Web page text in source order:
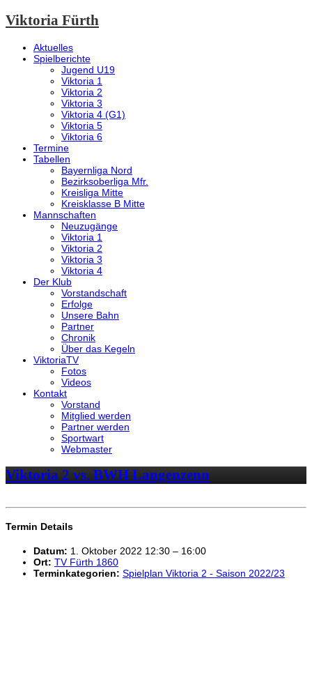
Viktoria Fürth
Aktuelles
Spielberichte
Jugend U19
Viktoria 1
Viktoria 2
Viktoria 3
Viktoria 4 (G1)
Viktoria 5
Viktoria 6
Termine
Tabellen
Bayernliga Nord
Bezirksoberliga Mfr.
Kreisliga Mitte
Kreisklasse B Mitte
Mannschaften
Neuzugänge
Viktoria 1
Viktoria 2
Viktoria 3
Viktoria 4
Der Klub
Vorstandschaft
Erfolge
Unsere Bahn
Partner
Chronik
Über das Kegeln
ViktoriaTV
Fotos
Videos
Kontakt
Vorstand
Mitglied werden
Partner werden
Sportwart
Webmaster
Viktoria 2 vs. BWH Langenzenn
Termin Details
Datum: 1. Oktober 2022 12:30 – 16:00
Ort: TV Fürth 1860
Terminkategorien: Spielplan Viktoria 2 - Saison 2022/23